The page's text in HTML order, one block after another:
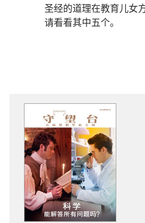
圣经的道理在教育儿女
请看看其中五个。